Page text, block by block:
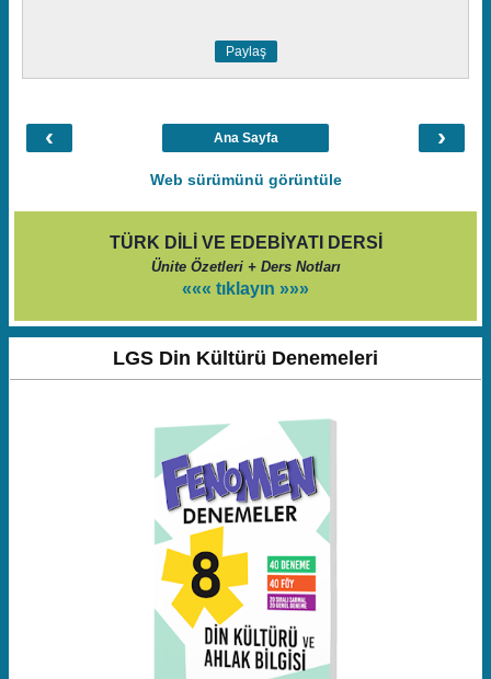
Paylaş
‹ ›
Ana Sayfa
Web sürümünü görüntüle
TÜRK DİLİ VE EDEBİYATI DERSİ
Ünite Özetleri + Ders Notları
««« tıklayın »»»
LGS Din Kültürü Denemeleri